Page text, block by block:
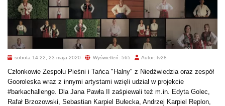
sobota 14:22, 23 maja 2020 Wyświetleń: 565 Autor: tv28
Członkowie Zespołu Pieśni i Tańca "Halny" z Niedźwiedzia oraz zespół
Gooroleska wraz z innymi artystami wzięli udział w projekcie
#barkachallenge. Dla Jana Pawła II zaśpiewali też m.in. Edyta Golec,
Rafał Brzozowski, Sebastian Karpiel Bułecka, Andrzej Karpiel Replon,